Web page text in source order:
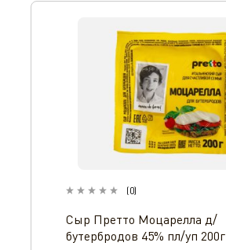
(0)
Сыр Претто Моцарелла д/
бутербродов 45% пл/уп 200г